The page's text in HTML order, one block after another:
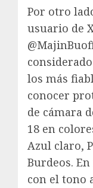
Por otro
usuario de
los más
conocer
de cámara
18 en
Azul claro,
Burdeos.
con el tono